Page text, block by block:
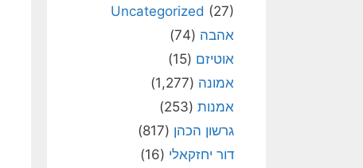
Uncategorized (27)
אהבה (74)
אוטיזם (15)
אמונה (1,277)
אמנות (253)
גרשון הכהן (817)
דור יחזקאלי (16)